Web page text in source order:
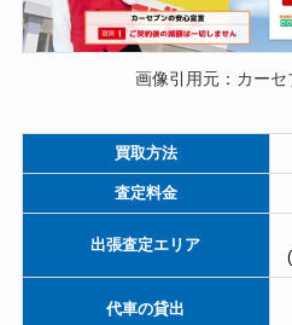
画像引用元：カーセ
買取方法
査定料金
出張査定エリア
代車の貸出